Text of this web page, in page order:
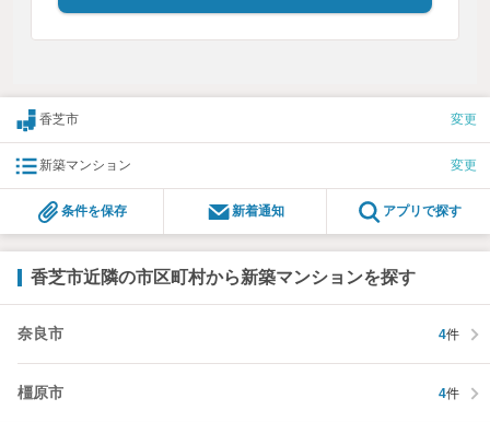
香芝市 変更
新築マンション 変更
条件を保存 新着通知 アプリで探す
香芝市近隣の市区町村から新築マンションを探す
奈良市 4件
橿原市 4件